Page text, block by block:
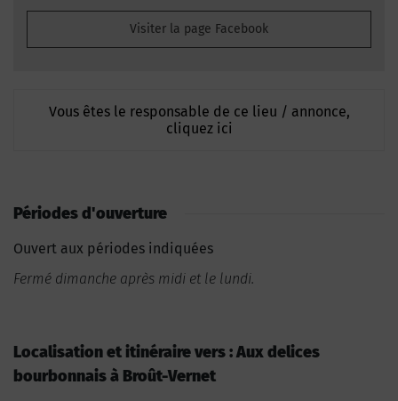
Visiter la page Facebook
Vous êtes le responsable de ce lieu / annonce,
cliquez ici
Périodes d'ouverture
Ouvert aux périodes indiquées
Fermé dimanche après midi et le lundi.
Localisation et itinéraire vers : Aux delices
bourbonnais à Broût-Vernet